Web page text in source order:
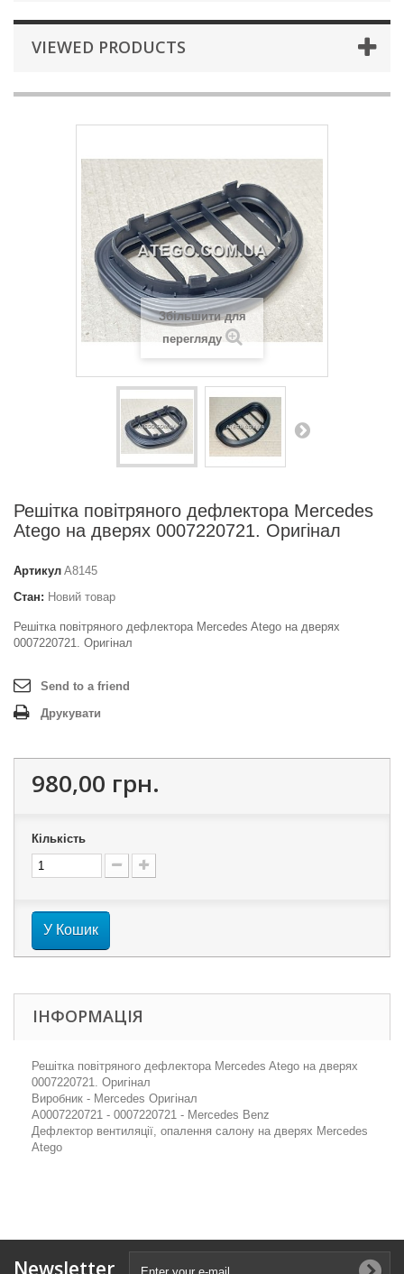
VIEWED PRODUCTS
Збільшити для
перегляду
Решітка повітряного дефлектора Mercedes
Atego на дверях 0007220721. Оригінал
Артикул A8145
Стан: Новий товар
Решітка повітряного дефлектора Mercedes Atego на дверях
0007220721. Оригінал
Send to a friend
Друкувати
980,00 грн.
Кількість
У Кошик
ІНФОРМАЦІЯ
Решітка повітряного дефлектора Mercedes Atego на дверях
0007220721. Оригінал
Виробник - Mercedes Оригінал
A0007220721 - 0007220721 - Mercedes Benz
Дефлектор вентиляції, опалення салону на дверях Mercedes
Atego
Newsletter